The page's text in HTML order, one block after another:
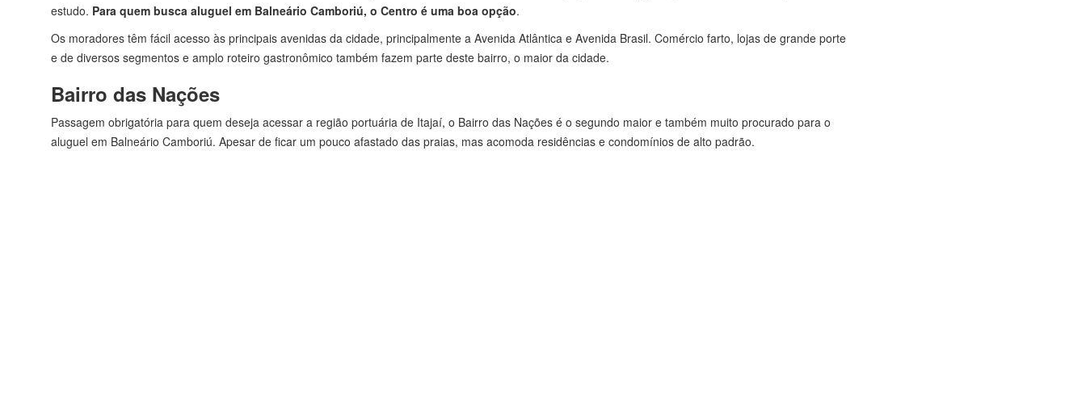
estudo. Para quem busca aluguel em Balneário Camboriú, o Centro é uma boa opção.
Os moradores têm fácil acesso às principais avenidas da cidade, principalmente a Avenida Atlântica e Avenida Brasil. Comércio farto, lojas de grande porte
e de diversos segmentos e amplo roteiro gastronômico também fazem parte deste bairro, o maior da cidade.
Bairro das Nações
Passagem obrigatória para quem deseja acessar a região portuária de Itajaí, o Bairro das Nações é o segundo maior e também muito procurado para o
aluguel em Balneário Camboriú. Apesar de ficar um pouco afastado das praias, mas acomoda residências e condomínios de alto padrão.